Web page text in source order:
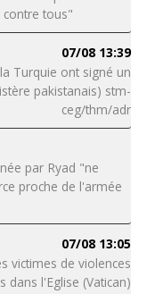
tous"
07/08 13:39
Turquie ont signé un
pakistanais) stm-
ceg/thm/adr
par Ryad "ne
proche de l'armée
07/08 13:05
victimes de violences
dans l'Eglise (Vatican)